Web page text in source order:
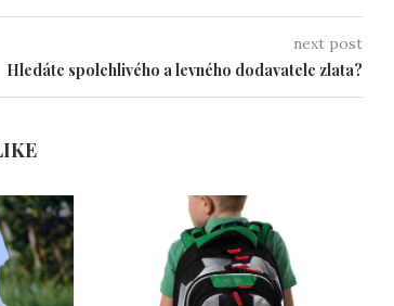
next post
Hledáte spolehlivého a levného dodavatele zlata?